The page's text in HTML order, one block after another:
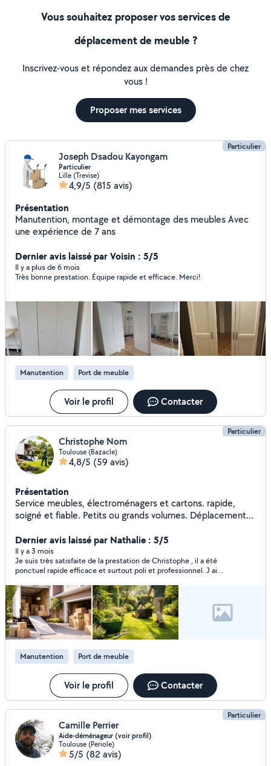
Vous souhaitez proposer vos services de
déplacement de meuble ?
Inscrivez-vous et répondez aux demandes près de chez
vous !
Proposer mes services
Particulier
Joseph Dsadou Kayongam
Particulier
Lille (Trevise)
4,9/5 (815 avis)
Présentation
Manutention, montage et démontage des meubles Avec
une expérience de 7 ans
Dernier avis laissé par Voisin : 5/5
Il y a plus de 6 mois
Très bonne prestation. Équipe rapide et efficace. Merci!
Manutention Port de meuble
Voir le profil Contacter
Particulier
Christophe Nom
Toulouse (Bazacle)
4,8/5 (59 avis)
Présentation
Service meubles, électroménagers et cartons. rapide,
soigné et fiable. Petits ou grands volumes. Déplacements
nettoyage
Dernier avis laissé par Nathalie : 5/5
Il y a 3 mois
Je suis très satisfaite de la prestation de Christophe , il a été
ponctuel rapide efficace et surtout poli et professionnel. J ai
une table en verre et remonter à cet même étage un mange
debout et un fauteuil J avais besoin de 2 personnes, il n était
pas prévu de dévisser et remonter le meuble . Un petit surplu
était mérité !C est un bosseur ça se voit . Merci à vous . Vous
pouvez lui faire confiance .
Manutention Port de meuble
Voir le profil Contacter
Particulier
Camille Perrier
Aide-déménageur (voir profil)
Toulouse (Periole)
5/5 (82 avis)